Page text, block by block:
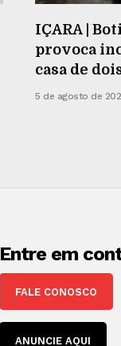
IÇARA |
provoca
casa de
5 de agosto de
Entre em
FALE CONOSCO
ANUNCIE AQUI